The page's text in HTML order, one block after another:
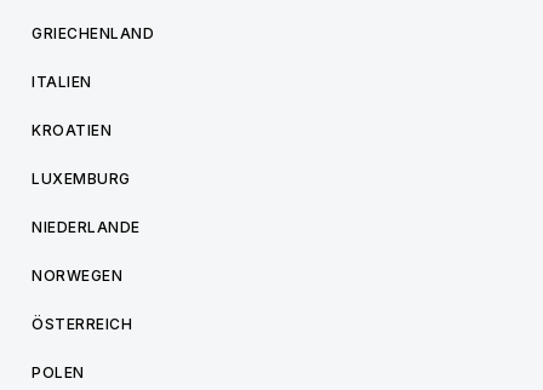
GRIECHENLAND
ITALIEN
KROATIEN
LUXEMBURG
NIEDERLANDE
NORWEGEN
ÖSTERREICH
POLEN